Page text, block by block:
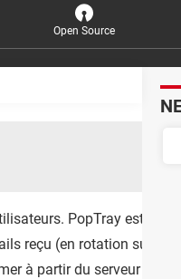
Open Source
PopTray est un
reçu (en rotation suivant
à partir du serveur sans